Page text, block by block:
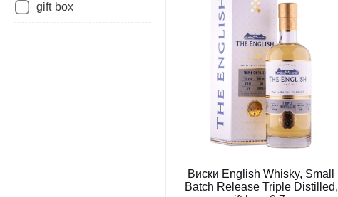
gift box
Виски English Whisky, Small
Batch Release Triple Distilled,